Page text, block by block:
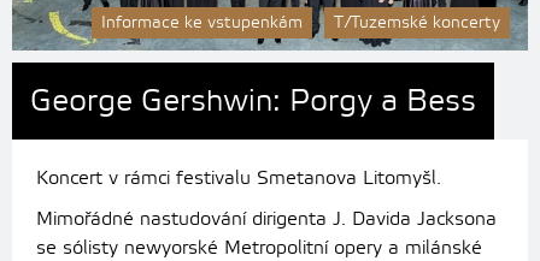
Informace ke vstupenkám T/Tuzemské koncerty
George Gershwin: Porgy a Bess
Koncert v rámci festivalu Smetanova Litomyšl.
Mimořádné nastudování dirigenta J. Davida Jacksona
se sólisty newyorské Metropolitní opery a milánské